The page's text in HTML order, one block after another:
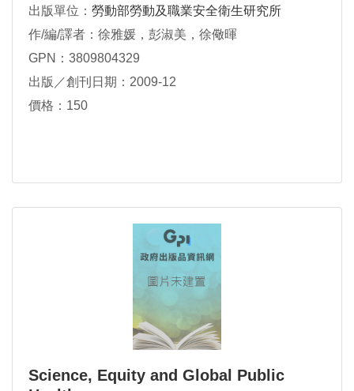
出版單位： 勞動部勞動及職業安全衛生研究所
作/編/譯者：徐雅媛，彭淑美，徐儆暉
GPN：3809804329
出版／創刊日期：2009-12
價格：150
Science, Equity and Global Public